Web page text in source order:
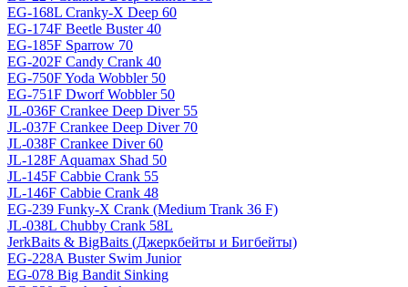
EG-168L Cranky-X Deep 60
EG-174F Beetle Buster 40
EG-185F Sparrow 70
EG-202F Candy Crank 40
EG-750F Yoda Wobbler 50
EG-751F Dworf Wobbler 50
JL-036F Crankee Deep Diver 55
JL-037F Crankee Deep Diver 70
JL-038F Crankee Diver 60
JL-128F Aquamax Shad 50
JL-145F Cabbie Crank 55
JL-146F Cabbie Crank 48
EG-239 Funky-X Crank (Medium Trank 36 F)
JL-038L Chubby Crank 58L
JerkBaits & BigBaits (Джеркбейты и Бигбейты)
EG-228A Buster Swim Junior
EG-078 Big Bandit Sinking